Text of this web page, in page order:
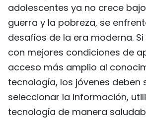
adolescentes ya no crece
guerra y la pobreza, se
desafíos de la era moderna.
con mejores condiciones de
acceso más amplio al
tecnología, los jóvenes deben
seleccionar la información,
tecnología de manera